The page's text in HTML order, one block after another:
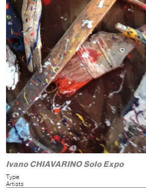
Ivano CHIAVARINO Solo Expo
Type
Artists